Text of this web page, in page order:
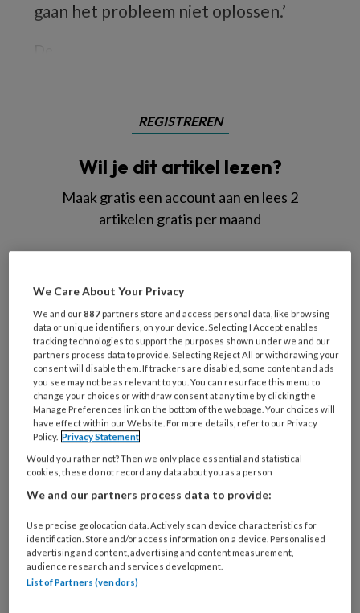
gaan het probleem niet oplossen.’
REGISTREREN
Wil je dit artikel lezen?
Maak gratis een account aan en lees 2
artikelen gratis per maand
Al een account of abonnement?Log dan in
Wat
is
je
e-
mailadres?
* *
Kies
je
wachtwoord* *
Kies
je
functie *
Bij
organisatie
werk
je?
Untitled
Ontvang 2x per week de
KinderopvangTotaal nieuwsbrief
We Care About Your Privacy
We and our887 partners store and access personal data, like browsing
data or unique identifiers, on your device. Selecting I Accept enables
tracking technologies to support the purposes shown under we and our
partners process data to provide. Selecting Reject All or withdrawing your
consent will disable them. If trackers are disabled, some content and ads
you see may not be as relevant to you. You can resurface this menu to
change your choices or withdraw consent at any time by clicking the
Manage Preferences link on the bottom of the webpage. Your choices will
have effect within our Website. For more details, refer to our Privacy
Policy. Privacy Statement
Would you rather not? Then we only place essential and statistical
cookies, these do not record any data about you as a person
We and our partners process data to provide:
Use precise geolocation data. Actively scan device characteristics for
identification. Store and/or access information on a device. Personalised
advertising and content, advertising and content measurement,
audience research and services development.
List of Partners (vendors)